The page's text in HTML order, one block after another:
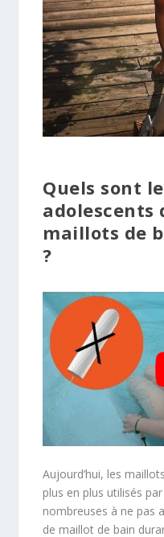
Quels sont
adolescents
maillots de
?
Aujourd’hui, les
plus en plus utilisés
nombreuses à ne pas
de maillot de bain